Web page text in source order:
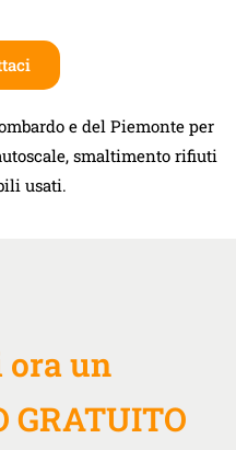
e del Piemonte per
smaltimento rifiuti
usati.
un
GRATUITO